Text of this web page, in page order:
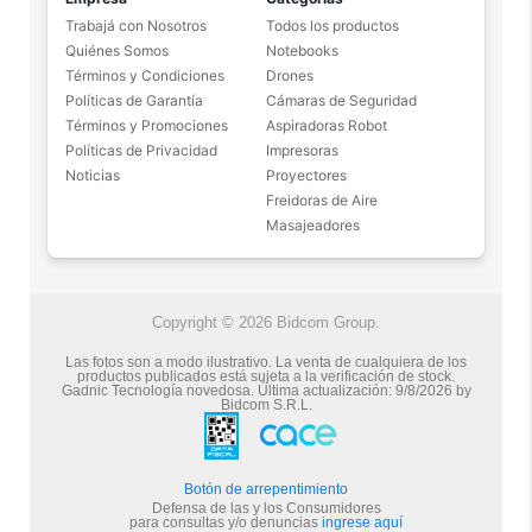
Trabajá con Nosotros
Quiénes Somos
Términos y Condiciones
Políticas de Garantía
Términos y Promociones
Políticas de Privacidad
Noticias
Todos los productos
Notebooks
Drones
Cámaras de Seguridad
Aspiradoras Robot
Impresoras
Proyectores
Freidoras de Aire
Masajeadores
Copyright © 2026 Bidcom Group.
Las fotos son a modo ilustrativo. La venta de cualquiera de los
productos publicados está sujeta a la verificación de stock.
Gadnic Tecnología novedosa.Última actualización: 9/8/2026 by
Bidcom S.R.L.
Botón de arrepentimiento
Defensa de las y los Consumidores
para consultas y/o denuncias ingrese aquí